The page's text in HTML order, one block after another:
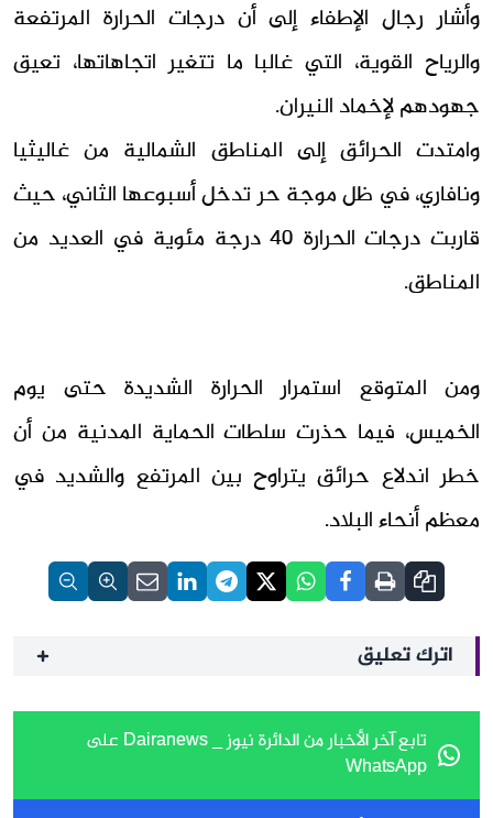
وأشار رجال الإطفاء إلى أن درجات الحرارة المرتفعة
والرياح القوية، التي غالبا ما تتغير اتجاهاتها، تعيق
جهودهم لإخماد النيران.
وامتدت الحرائق إلى المناطق الشمالية من غاليثيا
ونافاري، في ظل موجة حر تدخل أسبوعها الثاني، حيث
قاربت درجات الحرارة 40 درجة مئوية في العديد من
المناطق.
ومن المتوقع استمرار الحرارة الشديدة حتى يوم
الخميس، فيما حذرت سلطات الحماية المدنية من أن
خطر اندلاع حرائق يتراوح بين المرتفع والشديد في
معظم أنحاء البلاد.
اترك تعليق
تابع آخر الأخبار من الدائرة نيوز _ Dairanews على
WhatsApp